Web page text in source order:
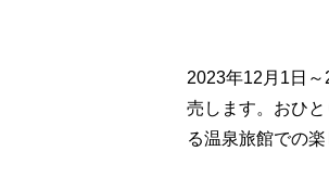
2023年12月1日
売します。おひ
る温泉旅館での楽